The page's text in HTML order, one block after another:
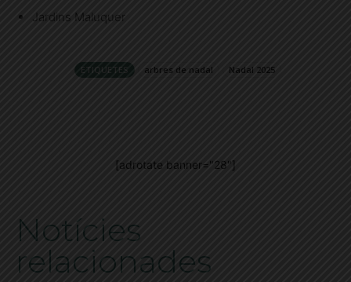
Jardins Maluquer
ETIQUETES arbres de nadal Nadal 2025
[adrotate banner="28"]
Notícies
relacionades